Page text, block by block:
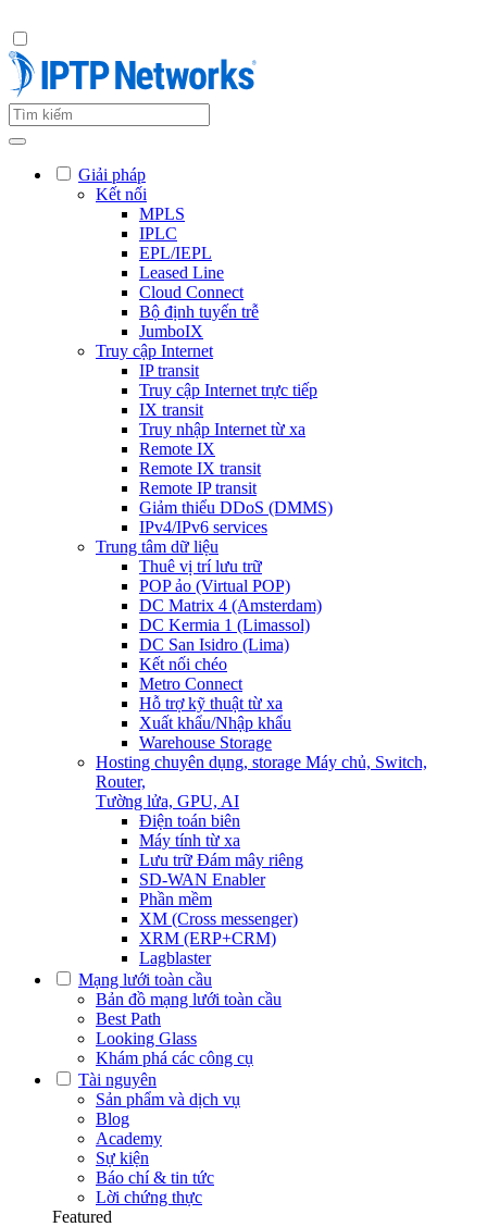
Giải pháp
Kết nối
MPLS
IPLC
EPL/IEPL
Leased Line
Cloud Connect
Bộ định tuyến trễ
JumboIX
Truy cập Internet
IP transit
Truy cập Internet trực tiếp
IX transit
Truy nhập Internet từ xa
Remote IX
Remote IX transit
Remote IP transit
Giảm thiểu DDoS (DMMS)
IPv4/IPv6 services
Trung tâm dữ liệu
Thuê vị trí lưu trữ
POP ảo (Virtual POP)
DC Matrix 4 (Amsterdam)
DC Kermia 1 (Limassol)
DC San Isidro (Lima)
Kết nối chéo
Metro Connect
Hỗ trợ kỹ thuật từ xa
Xuất khẩu/Nhập khẩu
Warehouse Storage
Hosting chuyên dụng, storage Máy chủ, Switch,
Router,
Tường lửa, GPU, AI
Điện toán biên
Máy tính từ xa
Lưu trữ Đám mây riêng
SD-WAN Enabler
Phần mềm
XM (Cross messenger)
XRM (ERP+CRM)
Lagblaster
Mạng lưới toàn cầu
Bản đồ mạng lưới toàn cầu
Best Path
Looking Glass
Khám phá các công cụ
Tài nguyên
Sản phẩm và dịch vụ
Blog
Academy
Sự kiện
Báo chí & tin tức
Lời chứng thực
Featured